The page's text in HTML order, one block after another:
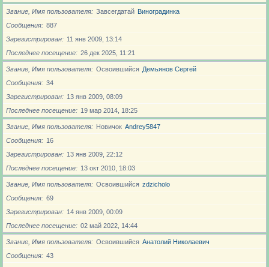
Звание, Имя пользователя Завсегдатай Виноградинка
Сообщения
887
Зарегистрирован
11 янв 2009, 13:14
Последнее посещение
26 дек 2025, 11:21
Звание, Имя пользователя Освоившийся Демьянов Сергей
Сообщения
34
Зарегистрирован
13 янв 2009, 08:09
Последнее посещение
19 мар 2014, 18:25
Звание, Имя пользователя Новичoк Andrey5847
Сообщения
16
Зарегистрирован
13 янв 2009, 22:12
Последнее посещение
13 окт 2010, 18:03
Звание, Имя пользователя Освоившийся zdzicholo
Сообщения
69
Зарегистрирован
14 янв 2009, 00:09
Последнее посещение
02 май 2022, 14:44
Звание, Имя пользователя Освоившийся Анатолий Николаевич
Сообщения
43